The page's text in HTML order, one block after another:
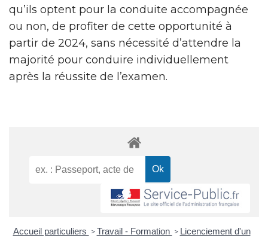
qu’ils optent pour la conduite accompagnée
ou non, de profiter de cette opportunité à
partir de 2024, sans nécessité d’attendre la
majorité pour conduire individuellement
après la réussite de l’examen.
Accueil particuliers > Travail - Formation > Licenciement d'un